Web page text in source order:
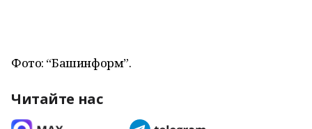
Фото: “Башинформ”.
Читайте нас